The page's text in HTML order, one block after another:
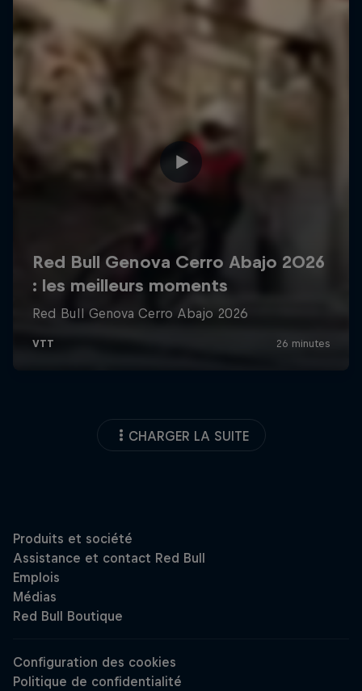
CHARGER LA SUITE